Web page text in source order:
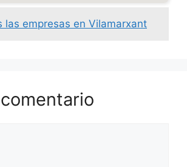
las empresas en Vilamarxant